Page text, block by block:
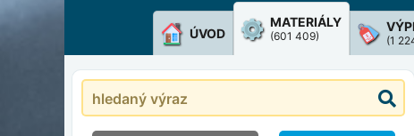
ÚVOD
MATERIÁLY
(601 409) (1